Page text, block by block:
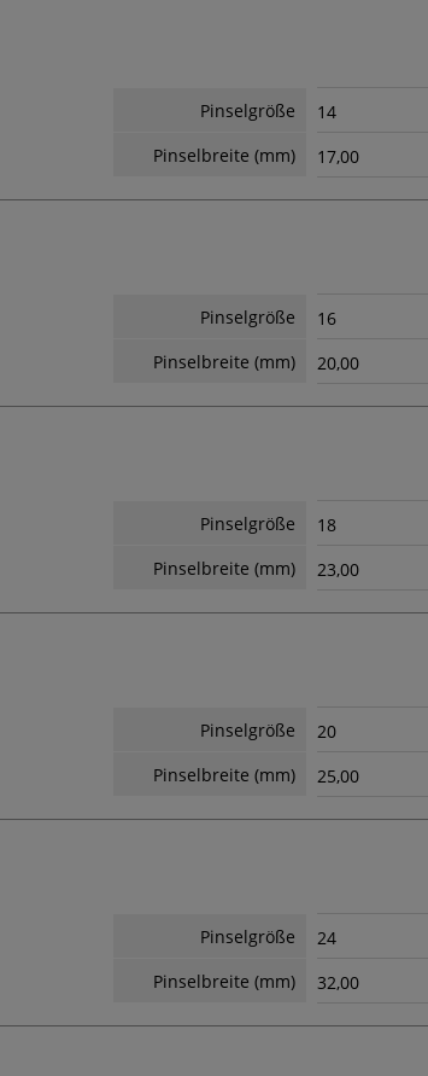
Pinselgröße
14
Pinselbreite (mm)
17,00
Pinselgröße
16
Pinselbreite (mm)
20,00
Pinselgröße
18
Pinselbreite (mm)
23,00
Pinselgröße
20
Pinselbreite (mm)
25,00
Pinselgröße
24
Pinselbreite (mm)
32,00